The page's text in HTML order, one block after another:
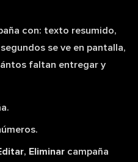
con: texto resumido,
se ve en pantalla,
faltan entregar y
, Eliminarcampaña